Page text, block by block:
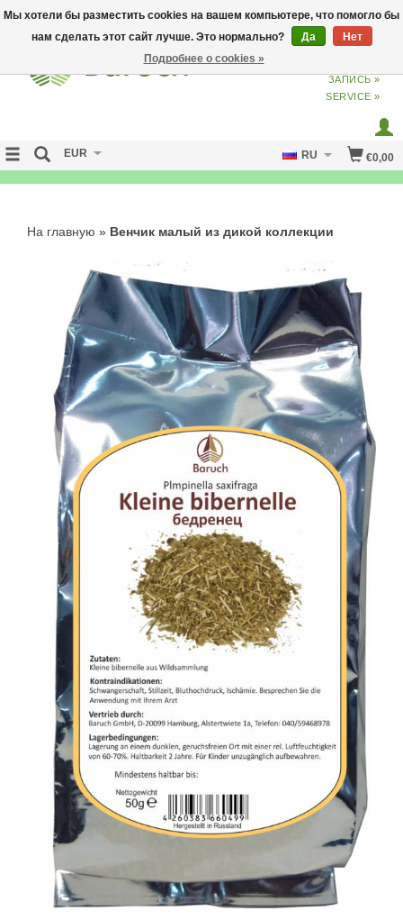
ВХОДИЗ
ЗАПИСЬ »
SERVICE »
€0,00
EUR RU
На главную » Венчик малый из дикой коллекции
Мы хотели бы разместить cookies на вашем компьютере, что помогло бы
нам сделать этот сайт лучше. Это нормально?
Да
Нет
Подробнее о cookies »